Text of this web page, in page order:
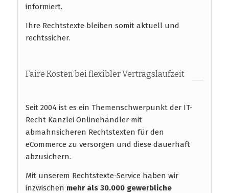
informiert.
Ihre Rechtstexte bleiben somit aktuell und
rechtssicher.
Faire Kosten bei flexibler Vertragslaufzeit
Seit 2004 ist es ein Themenschwerpunkt der IT-
Recht Kanzlei Onlinehändler mit
abmahnsicheren Rechtstexten für den
eCommerce zu versorgen und diese dauerhaft
abzusichern.
Mit unserem Rechtstexte-Service haben wir
inzwischen mehr als 30.000 gewerbliche